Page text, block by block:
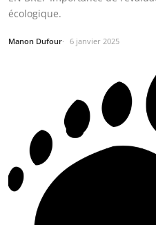
écologique.
Manon Dufour 6 janvier 2025